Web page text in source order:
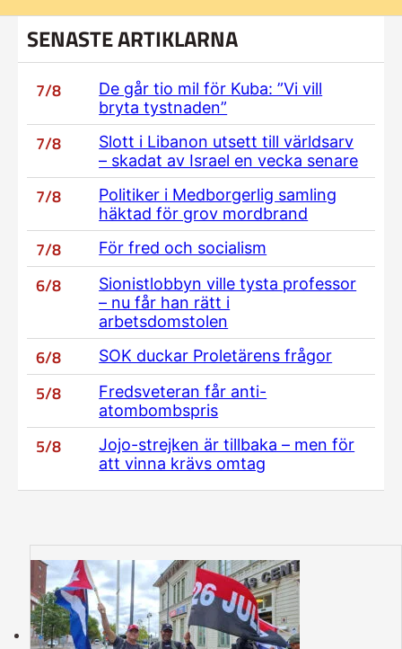
SENASTE ARTIKLARNA
7/8
De går tio mil för Kuba: ”Vi vill
bryta tystnaden”
7/8
Slott i Libanon utsett till världsarv
– skadat av Israel en vecka senare
7/8
Politiker i Medborgerlig samling
häktad för grov mordbrand
7/8 För fred och socialism
6/8
Sionistlobbyn ville tysta professor
– nu får han rätt i
arbetsdomstolen
6/8 SOK duckar Proletärens frågor
5/8
Fredsveteran får anti-
atombombspris
5/8
Jojo-strejken är tillbaka – men för
att vinna krävs omtag